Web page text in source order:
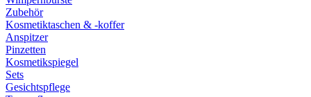
Zubehör
Kosmetiktaschen & -koffer
Anspitzer
Pinzetten
Kosmetikspiegel
Sets
Gesichtspflege